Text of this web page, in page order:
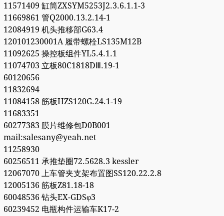
11571409 缸筒ZXSYM5253J2.3.6.1.1-3
11669861 管Q2000.13.2.14-1
12084919 机头推移部G63.4
120101230001A 履带螺栓LS135M12B
11092625 操控板组件YL5.4.1.1
11074703 立板80C1818DⅢ.19-1
60120656
11832694
11084158 筋板HZS120G.24.1-19
11683351
60277383 膜片维修包D0B001
mail:salesany@yeah.net
11258930
60256511 承推垫圈72.5628.3 kessler
12067070 上车管夹支架布置图SS120.22.2.8
12005136 筋板Z81.18-18
60048536 钻头EX-GDSφ3
60239452 电瓶构件运输车K17-2